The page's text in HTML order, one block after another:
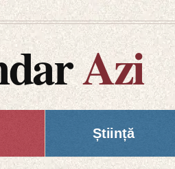
Azi
Știință